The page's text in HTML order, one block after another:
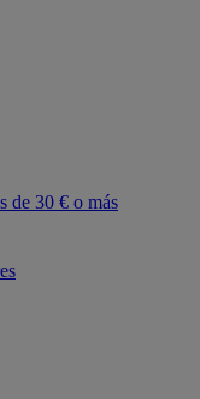
de 30 € o más